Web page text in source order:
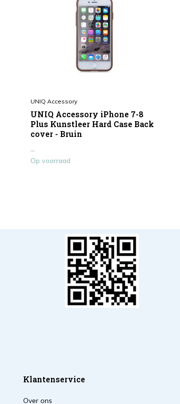
UNIQ Accessory
UNIQ Accessory iPhone 7-8
Plus Kunstleer Hard Case Back
cover - Bruin
Op voorraad
Klantenservice
Over ons